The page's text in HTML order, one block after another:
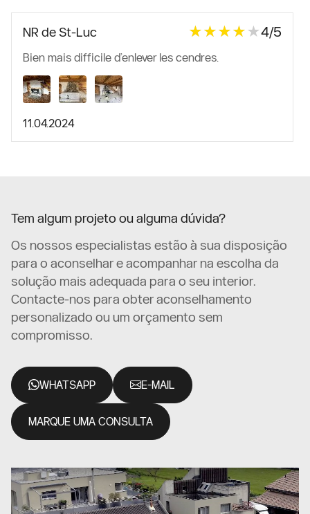
NR de St-Luc ★★★★★
★★★★★4/5
Bien mais difficile d’enlever les cendres.
11.04.2024
Tem algum projeto ou alguma dúvida?
Os nossos especialistas estão à sua disposição
para o aconselhar e acompanhar na escolha da
solução mais adequada para o seu interior.
Contacte-nos para obter aconselhamento
personalizado ou um orçamento sem
compromisso.
WHATSAPP E-MAIL
MARQUE UMA CONSULTA